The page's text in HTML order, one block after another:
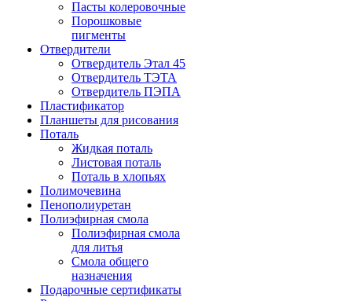
Пасты колеровочные
Порошковые
пигменты
Отвердители
Отвердитель Этал 45
Отвердитель ТЭТА
Отвердитель ПЭПА
Пластификатор
Планшеты для рисования
Поталь
Жидкая поталь
Листовая поталь
Поталь в хлопьях
Полимочевина
Пенополиуретан
Полиэфирная смола
Полиэфирная смола
для литья
Смола общего
назначения
Подарочные сертификаты